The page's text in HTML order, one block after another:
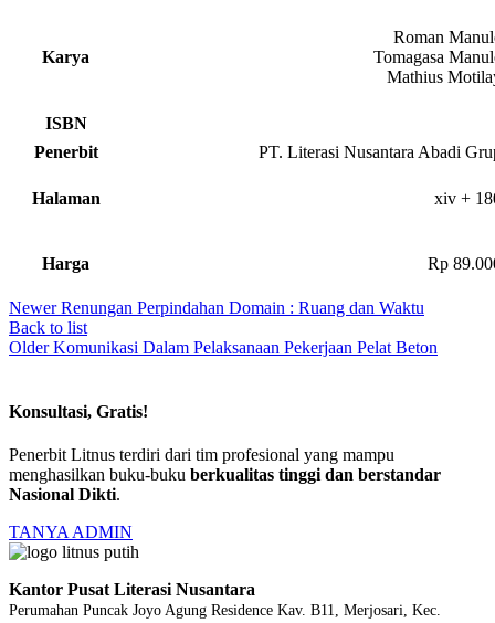
Karya
Roman
Tomagasa
Mathius
ISBN
Penerbit
PT. Literasi Nusantara Abadi
Halaman xiv +
Harga Rp
Newer Renungan Perpindahan Domain : Ruang dan Waktu
Back to list
Older Komunikasi Dalam Pelaksanaan Pekerjaan Pelat Beton
Konsultasi, Gratis!
Penerbit Litnus terdiri dari tim profesional yang mampu
menghasilkan buku-buku berkualitas tinggi dan berstandar
Nasional Dikti.
TANYA ADMIN
Kantor Pusat Literasi Nusantara
Perumahan Puncak Joyo Agung Residence Kav. B11, Merjosari, Kec.